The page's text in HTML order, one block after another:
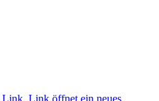
Link, Link öffnet ein neues